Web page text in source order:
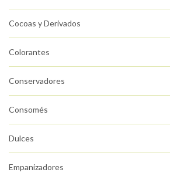
Cocoas y Derivados
Colorantes
Conservadores
Consomés
Dulces
Empanizadores